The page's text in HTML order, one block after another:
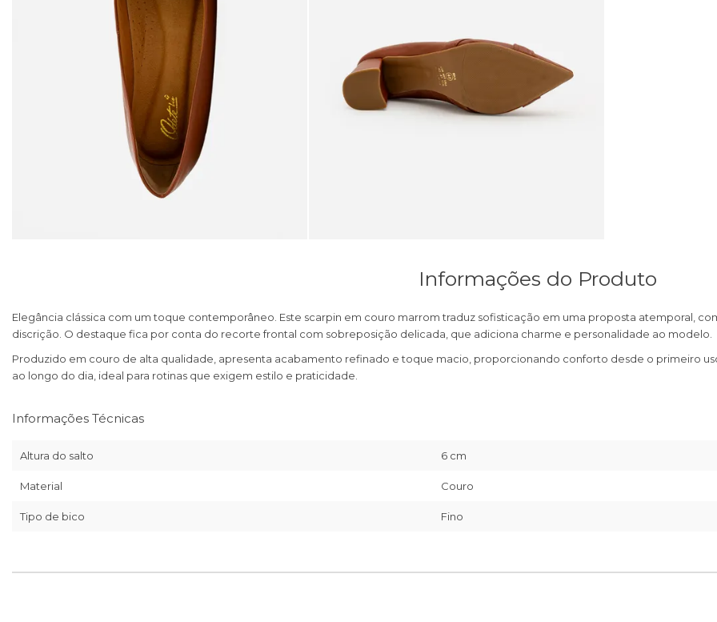
Informações do Produto
Elegância clássica com um toque contemporâneo. Este scarpin em couro marrom traduz sofisticação em uma proposta atemporal,
discrição. O destaque fica por conta do recorte frontal com sobreposição delicada, que adiciona charme e personalidade ao modelo.
Produzido em couro de alta qualidade, apresenta acabamento refinado e toque macio, proporcionando conforto desde o primeiro
ao longo do dia, ideal para rotinas que exigem estilo e praticidade.
Informações Técnicas
Altura do salto 6 cm
Material Couro
Tipo de bico Fino